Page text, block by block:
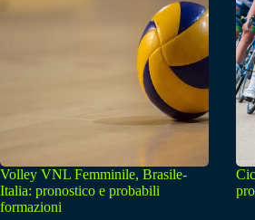
Volley VNL Femminile, Brasile-
Italia: pronostico e probabili
formazioni